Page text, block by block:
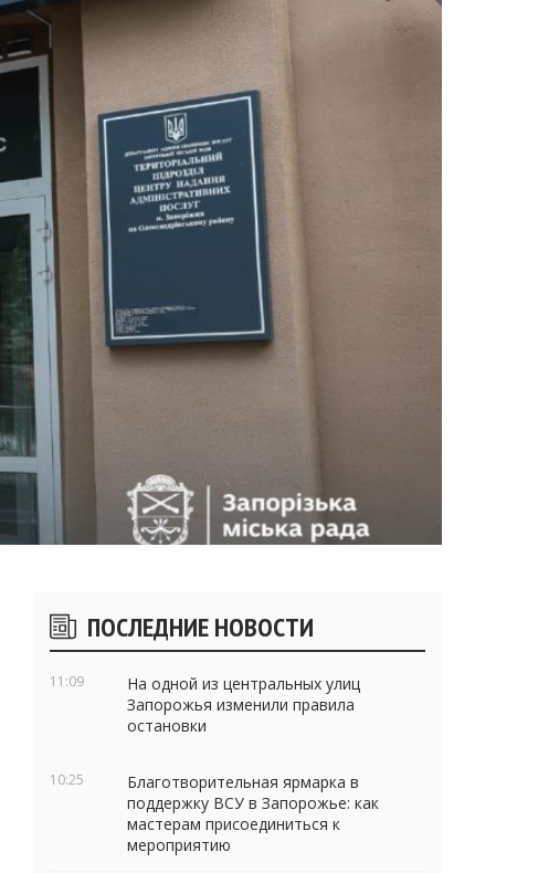
Боковые
виджеты
ПОСЛЕДНИЕ НОВОСТИ
11:09
На одной из центральных улиц
Запорожья изменили правила
остановки
10:25
Благотворительная ярмарка в
поддержку ВСУ в Запорожье: как
мастерам присоединиться к
мероприятию